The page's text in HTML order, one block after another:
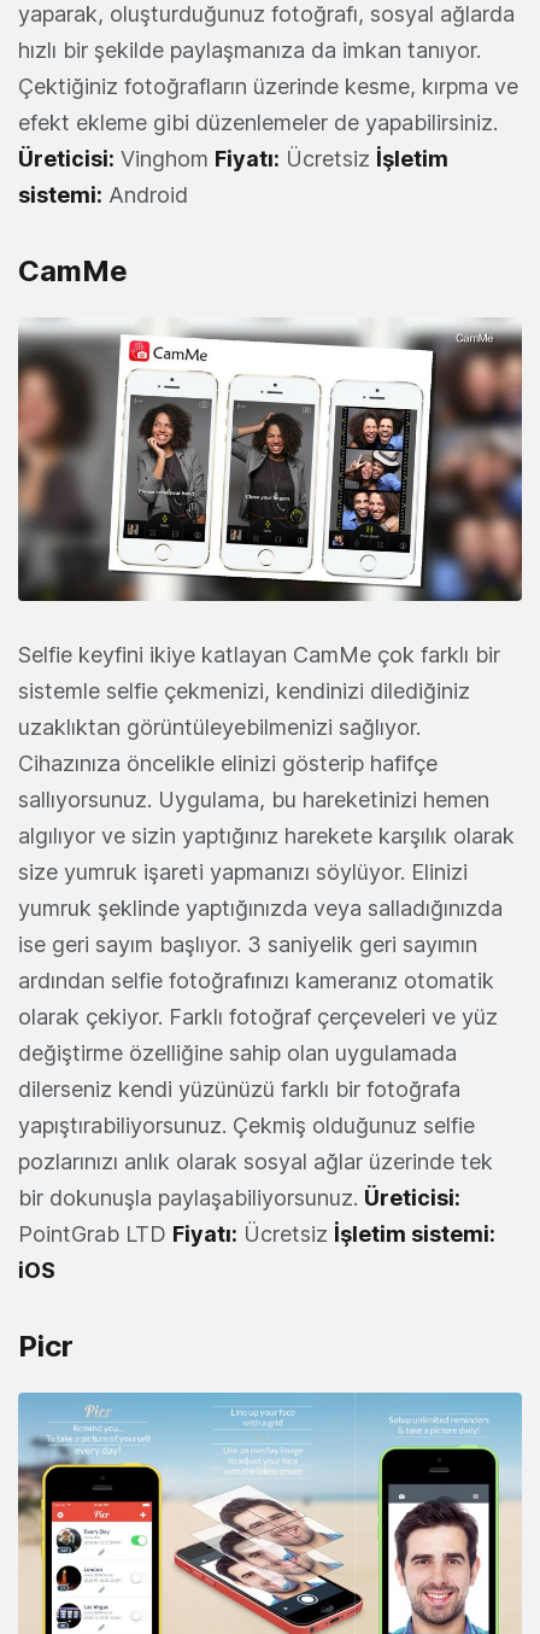
yaparak, oluşturduğunuz fotoğrafı, sosyal ağlarda
hızlı bir şekilde paylaşmanıza da imkan tanıyor.
Çektiğiniz fotoğrafların üzerinde kesme, kırpma ve
efekt ekleme gibi düzenlemeler de yapabilirsiniz.
Üreticisi: Vinghom Fiyatı: Ücretsiz İşletim
sistemi: Android
CamMe
Selfie keyfini ikiye katlayan CamMe çok farklı bir
sistemle selfie çekmenizi, kendinizi dilediğiniz
uzaklıktan görüntüleyebilmenizi sağlıyor.
Cihazınıza öncelikle elinizi gösterip hafifçe
sallıyorsunuz. Uygulama, bu hareketinizi hemen
algılıyor ve sizin yaptığınız harekete karşılık olarak
size yumruk işareti yapmanızı söylüyor. Elinizi
yumruk şeklinde yaptığınızda veya salladığınızda
ise geri sayım başlıyor. 3 saniyelik geri sayımın
ardından selfie fotoğrafınızı kameranız otomatik
olarak çekiyor. Farklı fotoğraf çerçeveleri ve yüz
değiştirme özelliğine sahip olan uygulamada
dilerseniz kendi yüzünüzü farklı bir fotoğrafa
yapıştırabiliyorsunuz. Çekmiş olduğunuz selfie
pozlarınızı anlık olarak sosyal ağlar üzerinde tek
bir dokunuşla paylaşabiliyorsunuz. Üreticisi:
PointGrab LTD Fiyatı: Ücretsiz İşletim sistemi:
iOS
Picr